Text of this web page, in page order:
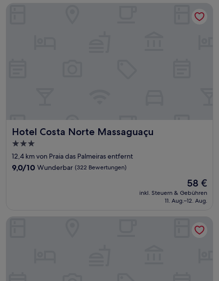
Hotel Costa Norte Massaguaçu
Hotel Costa Norte Massaguaçu
3.0-
Sterne-
Unterkunft
12,4 km von Praia das Palmeiras entfernt
9.0
9,0/10 Wunderbar (322 Bewertungen)
Der
Preis
beträgt
58 €
inkl. Steuern & Gebühren
11. Aug.–12. Aug.
Hotel Arrastão